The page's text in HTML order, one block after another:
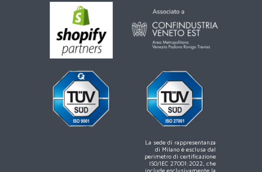
La sede di rappresentanza
di Milano è esclusa dal
perimetro di certificazione
ISO/IEC 27001:2022, che
include esclusivamente la